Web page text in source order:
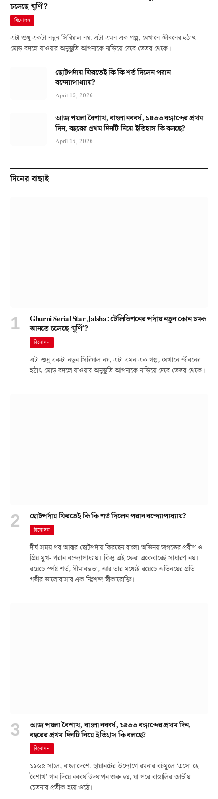
চলেছে ‘ঘূর্ণি’?
বিনোদন
এটা শুধু একটা নতুন সিরিয়াল নয়, এটা এমন এক গল্প, যেখানে জীবনের হঠাৎ
মোড় বদলে যাওয়ার অনুভূতি আপনাকে নাড়িয়ে দেবে ভেতর থেকে।
ছোটপর্দায় ফিরতেই কি কি শর্ত দিলেন পরান
বন্দ্যোপাধ্যায়?
April 16, 2026
আজ পয়লা বৈশাখ, বাংলা নববর্ষ, ১৪৩৩ বঙ্গাব্দের প্রথম
দিন, বছরের প্রথম দিনটি নিয়ে ইতিহাস কি বলছে?
April 15, 2026
দিনের বাছাই
Ghurni Serial Star Jalsha: টেলিভিশনের পর্দায় নতুন কোন চমক
আনতে চলেছে ‘ঘূর্ণি’?
বিনোদন
এটা শুধু একটা নতুন সিরিয়াল নয়, এটা এমন এক গল্প, যেখানে জীবনের
হঠাৎ মোড় বদলে যাওয়ার অনুভূতি আপনাকে নাড়িয়ে দেবে ভেতর থেকে।
ছোটপর্দায় ফিরতেই কি কি শর্ত দিলেন পরান বন্দ্যোপাধ্যায়?
বিনোদন
দীর্ঘ সময় পর আবার ছোটপর্দায় ফিরছেন বাংলা অভিনয় জগতের প্রবীণ ও
প্রিয় মুখ- পরান বন্দ্যোপাধ্যায়। কিন্তু এই ফেরা একেবারেই সাধারণ নয়।
রয়েছে স্পষ্ট শর্ত, সীমাবদ্ধতা, আর তার মধ্যেই রয়েছে অভিনয়ের প্রতি
গভীর ভালোবাসার এক নিঃশব্দ স্বীকারোক্তি।
আজ পয়লা বৈশাখ, বাংলা নববর্ষ, ১৪৩৩ বঙ্গাব্দের প্রথম দিন,
বছরের প্রথম দিনটি নিয়ে ইতিহাস কি বলছে?
বিনোদন
১৯৬৫ সালে, বাংলাদেশে, ছায়ানটের উদ্যোগে রমনার বটমূলে ‘এসো হে
বৈশাখ’ গান দিয়ে নববর্ষ উদযাপন শুরু হয়, যা পরে বাঙালির জাতীয়
চেতনার প্রতীক হয়ে ওঠে।